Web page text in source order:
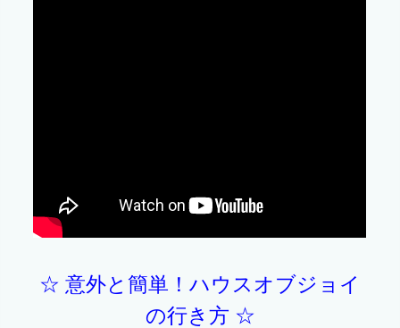
☆ 意外と簡単！ハウスオブジョイ
の行き方 ☆